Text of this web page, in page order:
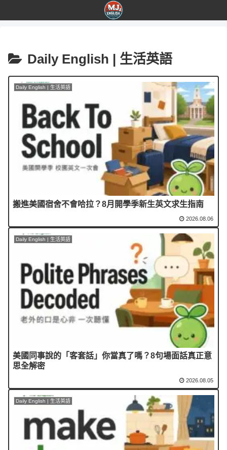
Daily English | 生活英語
Daily English | 生活英語
搬進美國宿舍不會哈拉？8月開學季新生英文求生指南
2026.08.06
Daily English | 生活英語
美國同事說的「客套話」你當真了嗎？8句場面話真正意
思全解密
2026.08.05
Daily English | 生活英語